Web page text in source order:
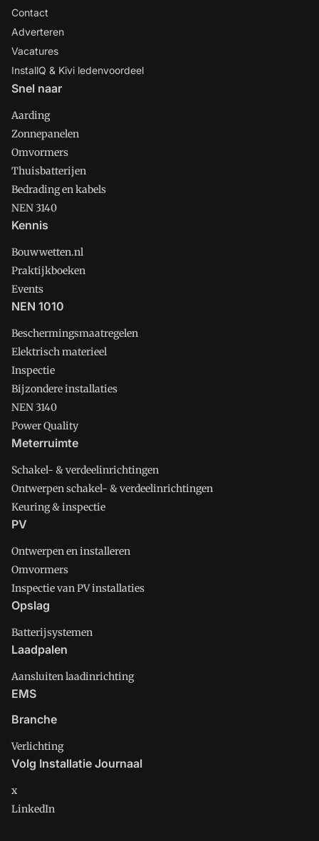
Contact
Adverteren
Vacatures
InstallQ & Kivi ledenvoordeel
Snel naar
Aarding
Zonnepanelen
Omvormers
Thuisbatterijen
Bedrading en kabels
NEN 3140
Kennis
Bouwwetten.nl
Praktijkboeken
Events
NEN 1010
Beschermingsmaatregelen
Elektrisch materieel
Inspectie
Bijzondere installaties
NEN 3140
Power Quality
Meterruimte
Schakel- & verdeelinrichtingen
Ontwerpen schakel- & verdeelinrichtingen
Keuring & inspectie
PV
Ontwerpen en installeren
Omvormers
Inspectie van PV installaties
Opslag
Batterijsystemen
Laadpalen
Aansluiten laadinrichting
EMS
Branche
Verlichting
Volg Installatie Journaal
x
LinkedIn